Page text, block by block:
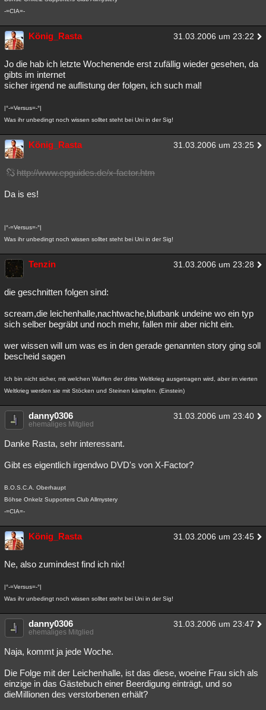
-=CIA=-
König_Rasta 31.03.2006 um 23:22
Jo die hab ich letzte Wochenende erst zufällig wieder gesehen, da
gibts im internet
sicher irgend ne auflistung der folgen, ich such mal!
|°-=Versus=-°|
Was ihr unbedingt noch wissen solltet steht bei Uni in der Sig!
König_Rasta 31.03.2006 um 23:25
http://www.epguides.de/x-factor.htm
Da is es!
|°-=Versus=-°|
Was ihr unbedingt noch wissen solltet steht bei Uni in der Sig!
Tenzin 31.03.2006 um 23:28
die geschnitten folgen sind:
scream,die leichenhalle,nachtwache,blutbank undeine wo ein typ
sich selber begräbt und noch mehr, fallen mir aber nicht ein.
wer wissen will um was es in den gerade genannten story ging soll
bescheid sagen
Ich bin nicht sicher, mit welchen Waffen der dritte Weltkrieg ausgetragen wird, aber im vierten
Weltkrieg werden sie mit Stöcken und Steinen kämpfen. (Einstein)
danny0306 31.03.2006 um 23:40
ehemaliges Mitglied
Danke Rasta, sehr interessant.
Gibt es eigentlich irgendwo DVD's von X-Factor?
B.O.S.C.A. Oberhaupt
Böhse Onkelz Supporters Club Allmystery
-=CIA=-
König_Rasta 31.03.2006 um 23:45
Ne, also zumindest find ich nix!
|°-=Versus=-°|
Was ihr unbedingt noch wissen solltet steht bei Uni in der Sig!
danny0306 31.03.2006 um 23:47
ehemaliges Mitglied
Naja, kommt ja jede Woche.
Die Folge mit der Leichenhalle, ist das diese, woeine Frau sich als
einzige in das Gästebuch einer Beerdigung einträgt, und so
dieMillionen des verstorbenen erhält?